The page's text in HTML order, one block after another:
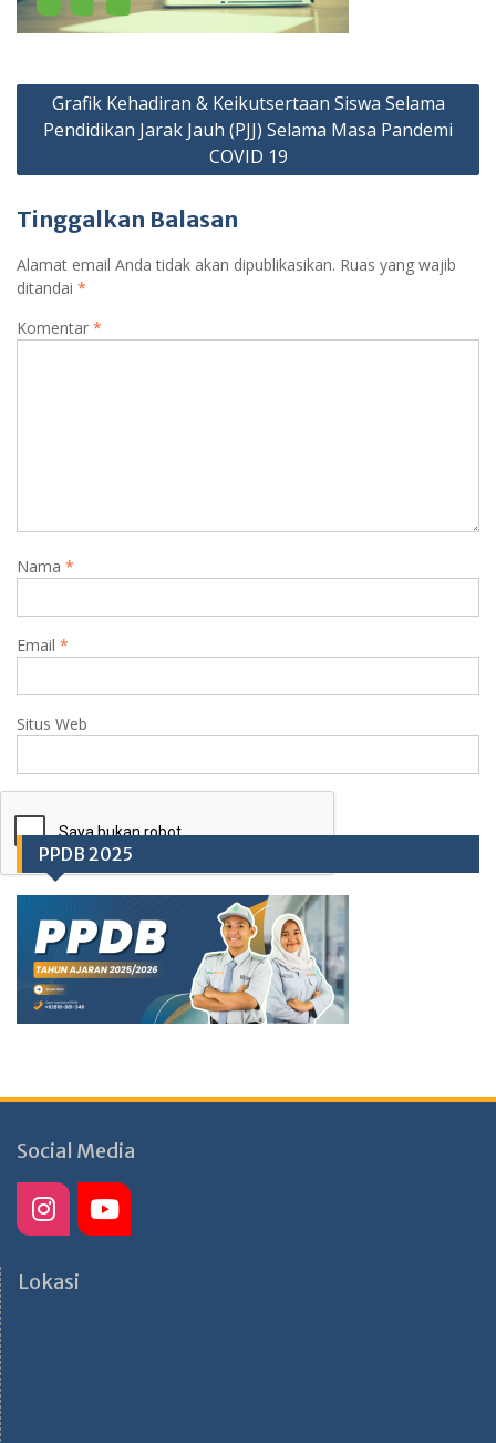
Navigasi
pos
Grafik Kehadiran & Keikutsertaan Siswa Selama
Pendidikan Jarak Jauh (PJJ) Selama Masa Pandemi
COVID 19
Tinggalkan Balasan
Alamat email Anda tidak akan dipublikasikan. Ruas yang wajib
ditandai *
Komentar *
Nama *
Email *
Situs Web
PPDB 2025
Social Media
Lokasi